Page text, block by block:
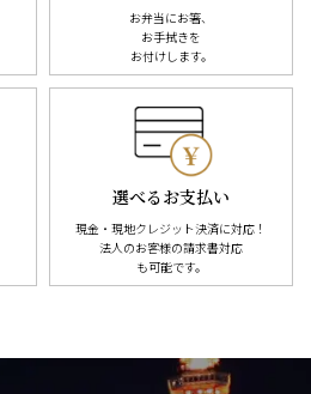
お弁当にお箸、
お手拭きを
お付けします。
選べるお支払い
現金・現地クレジット決済に対応！
法人のお客様の請求書対応
も可能です。